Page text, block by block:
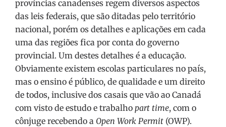
províncias canadenses regem diversos aspectos
das leis federais, que são ditadas pelo território
nacional, porém os detalhes e aplicações em cada
uma das regiões fica por conta do governo
provincial. Um destes detalhes é a educação.
Obviamente existem escolas particulares no país,
mas o ensino é público, de qualidade e um direito
de todos, inclusive dos casais que vão ao Canadá
com visto de estudo e trabalho part time, com o
cônjuge recebendo a Open Work Permit (OWP).